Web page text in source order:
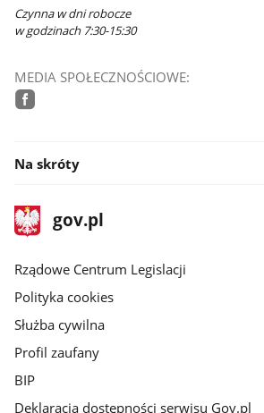
Czynna w dni robocze
w godzinach 7:30-15:30
MEDIA SPOŁECZNOŚCIOWE:
Na skróty
stopka
gov.plStrona
gov.pl
Rządowe Centrum Legislacji
Polityka cookies
Służba cywilna
Profil zaufany
BIP
Deklaracja dostępności serwisu Gov.pl